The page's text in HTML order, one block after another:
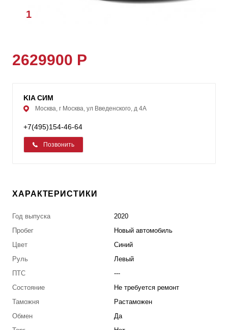
1
2629900 Р
KIA СИМ
Москва, г Москва, ул Введенского, д 4А
+7(495)154-46-64
Позвонить
ХАРАКТЕРИСТИКИ
Год выпуска
2020
Пробег
Новый автомобиль
Цвет
Синий
Руль
Левый
ПТС
---
Состояние
Не требуется ремонт
Таможня
Растаможен
Обмен
Да